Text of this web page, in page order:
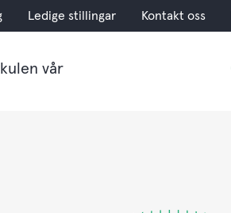
Ledige stillingar Kontakt oss
vår